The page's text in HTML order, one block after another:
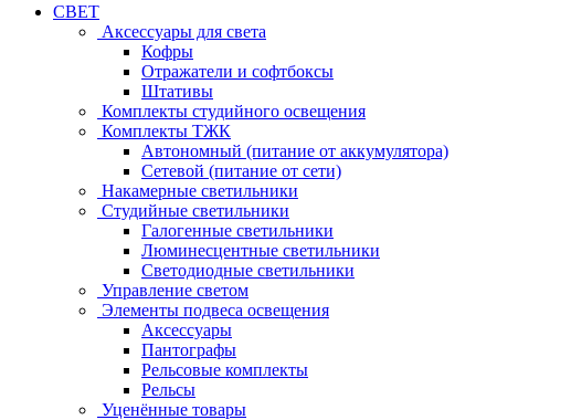
СВЕТ
Аксессуары для света
Кофры
Отражатели и софтбоксы
Штативы
Комплекты студийного освещения
Комплекты ТЖК
Автономный (питание от аккумулятора)
Сетевой (питание от сети)
Накамерные светильники
Студийные светильники
Галогенные светильники
Люминесцентные светильники
Светодиодные светильники
Управление светом
Элементы подвеса освещения
Аксессуары
Пантографы
Рельсовые комплекты
Рельсы
Уценённые товары